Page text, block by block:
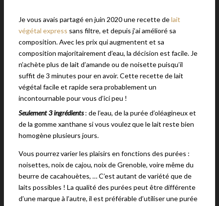
Je vous avais partagé en juin 2020 une recette delait
végétal express sans filtre, et depuis j’ai amélioré sa
composition. Avec les prix qui augmentent et sa
composition majoritairement d’eau, la décision est facile. Je
n’achète plus de lait d’amande ou de noisette puisqu’il
suffit de 3 minutes pour en avoir. Cette recette de lait
végétal facile et rapide sera probablement un
incontournable pour vous d’ici peu !
Seulement 3 ingrédients: de l’eau, de la purée d’oléagineux et
de la gomme xanthane si vous voulez que le lait reste bien
homogène plusieurs jours.
Vous pourrez varier les plaisirs en fonctions des purées :
noisettes, noix de cajou, noix de Grenoble, voire même du
beurre de cacahouètes, … C’est autant de variété que de
laits possibles ! La qualité des purées peut être différente
d’une marque à l’autre, il est préférable d’utiliser une purée